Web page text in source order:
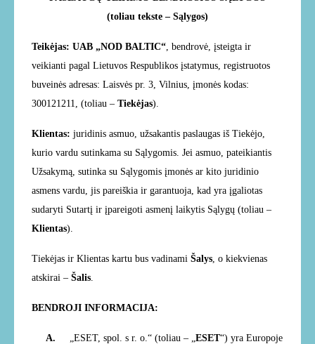
(toliau tekste – Sąlygos)
Teikėjas: UAB „NOD BALTIC“ , bendrovė, įsteigta ir
veikianti pagal Lietuvos Respublikos įstatymus, registruotos
buveinės adresas: Laisvės pr. 3, Vilnius, įmonės kodas:
300121211, (toliau – Tiekėjas).
Klientas: juridinis asmuo, užsakantis paslaugas iš Tiekėjo,
kurio vardu sutinkama su Sąlygomis. Jei asmuo, pateikiantis
Užsakymą, sutinka su Sąlygomis įmonės ar kito juridinio
asmens vardu, jis pareiškia ir garantuoja, kad yra įgaliotas
sudaryti Sutartį ir įpareigoti asmenį laikytis Sąlygų (toliau –
Klientas).
Tiekėjas ir Klientas kartu bus vadinami Šalys , o kiekvienas
atskirai – Šalis
BENDROJI INFORMACIJA:
A. „ESET, spol. s r. o.“ (toliau – „ ESET“) yra Europoje